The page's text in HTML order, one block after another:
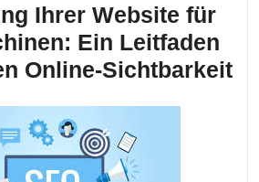
Ihrer Website für
Ein Leitfaden
Online-Sichtbarkeit